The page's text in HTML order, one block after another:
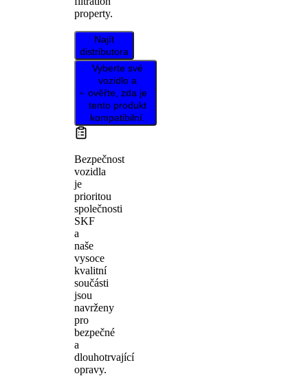
property.
Najít
distributora
Vyberte své
vozidlo a
ověřte, zda je
tento produkt
kompatibilní.
Bezpečnost
vozidla
je
prioritou
společnosti
SKF
a
naše
vysoce
kvalitní
součásti
jsou
navrženy
pro
bezpečné
a
dlouhotrvající
opravy.